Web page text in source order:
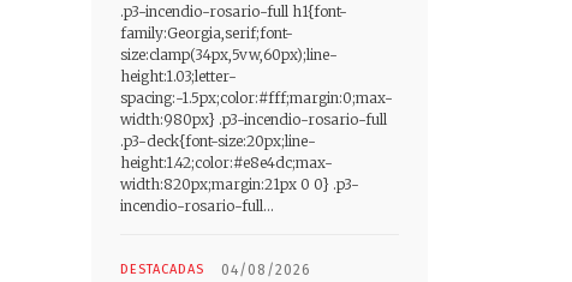
.p3-incendio-rosario-full h1{font-
family:Georgia,serif;font-
size:clamp(34px,5vw,60px);line-
height:1.03;letter-
spacing:-1.5px;color:#fff;margin:0;max-
width:980px} .p3-incendio-rosario-full
.p3-deck{font-size:20px;line-
height:1.42;color:#e8e4dc;max-
width:820px;margin:21px 0 0} .p3-
incendio-rosario-full...
DESTACADAS 04/08/2026